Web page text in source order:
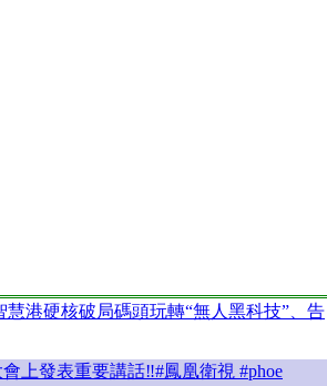
慧港硬核破局碼頭玩轉“無人黑科技”、告
上發表重要講話‼️#鳳凰衛視 #phoe